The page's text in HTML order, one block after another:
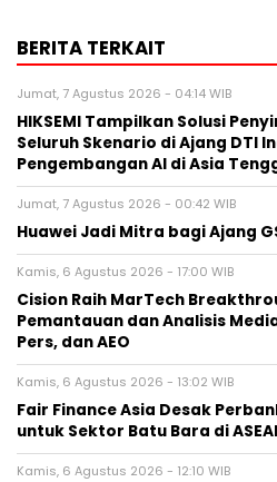
BERITA TERKAIT
Jumat, 7 Agustus 2026 - 04:14 WIB
HIKSEMI Tampilkan Solusi
Seluruh Skenario di Ajang DTI
Pengembangan AI di Asia
Jumat, 7 Agustus 2026 - 00:42 WIB
Huawei Jadi Mitra bagi Ajang
Kamis, 6 Agustus 2026 - 17:00 WIB
Cision Raih MarTech
Pemantauan dan Analisis
Pers, dan AEO
Kamis, 6 Agustus 2026 - 13:02 WIB
Fair Finance Asia Desak
untuk Sektor Batu Bara di
Kamis, 6 Agustus 2026 - 12:10 WIB